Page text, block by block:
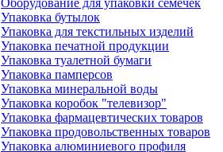
Оборудование для упаковки семечек
Упаковка бутылок
Упаковка для текстильных изделий
Упаковка печатной продукции
Упаковка туалетной бумаги
Упаковка памперсов
Упаковка минеральной воды
Упаковка коробок "телевизор"
Упаковка фармацевтических товаров
Упаковка продовольственных товаров
Упаковка алюминиевого профиля